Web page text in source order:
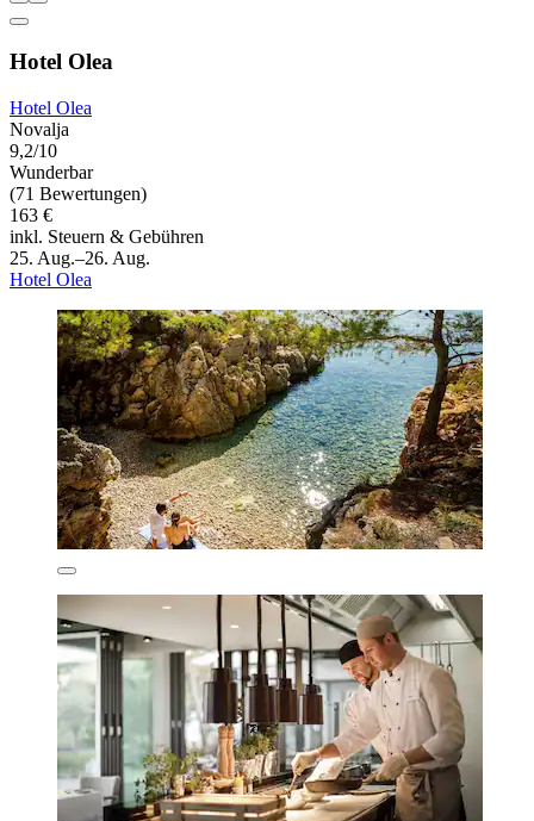
Hotel Olea
Hotel Olea
Novalja
9,2/10
Wunderbar
(71 Bewertungen)
163 €
inkl. Steuern & Gebühren
25. Aug.–26. Aug.
Hotel Olea